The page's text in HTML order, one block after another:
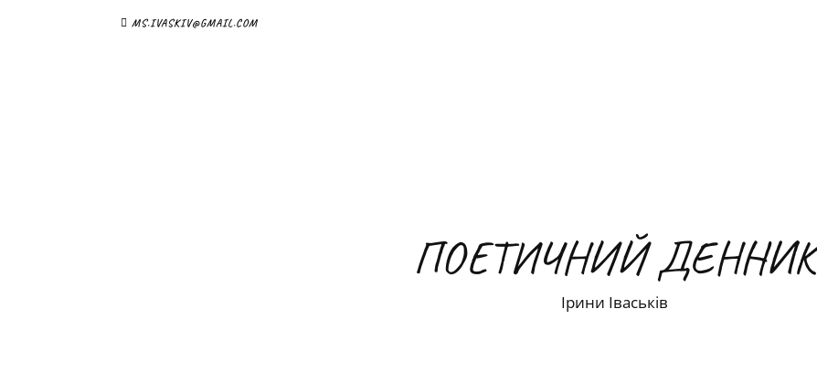
MS.IVASKIV@GMAIL.COM
ПОЕТИЧНИЙ ДЕННИК
Ірини Іваськів